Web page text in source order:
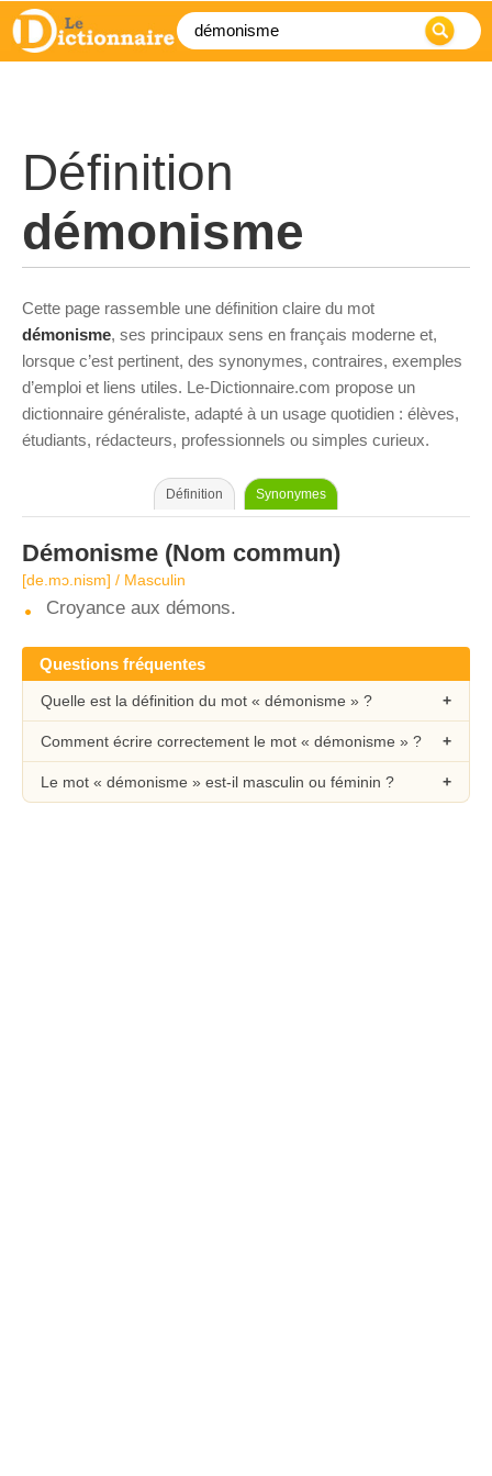
Définition
démonisme
Cette page rassemble une définition claire du mot
démonisme, ses principaux sens en français moderne et,
lorsque c’est pertinent, des synonymes, contraires, exemples
d’emploi et liens utiles. Le-Dictionnaire.com propose un
dictionnaire généraliste, adapté à un usage quotidien : élèves,
étudiants, rédacteurs, professionnels ou simples curieux.
Définition Synonymes
Démonisme (Nom commun)
[de.mɔ.nism] / Masculin
Croyance aux démons.
Questions fréquentes
Quelle est la définition du mot « démonisme » ?
Comment écrire correctement le mot « démonisme » ?
Le mot « démonisme » est-il masculin ou féminin ?